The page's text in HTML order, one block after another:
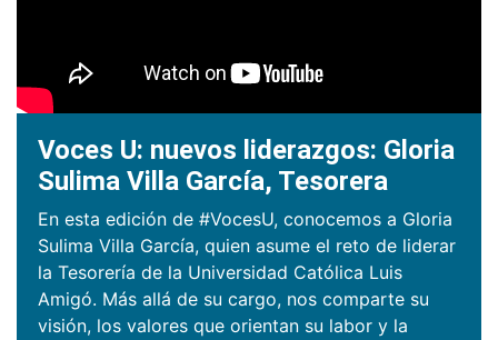
Voces U: nuevos liderazgos: Gloria
Sulima Villa García, Tesorera
En esta edición de #VocesU, conocemos a Gloria
Sulima Villa García, quien asume el reto de liderar
la Tesorería de la Universidad Católica Luis
Amigó. Más allá de su cargo, nos comparte su
visión, los valores que orientan su labor y la